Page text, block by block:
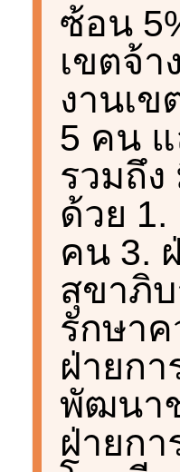
ซ้อน
เขตจ้า
งานเข
5 คน แ
รวมถึง
ด้วย 1.
คน 3.
สุขาภิ
รักษา
ฝ่ายกา
พัฒนา
ฝ่ายก